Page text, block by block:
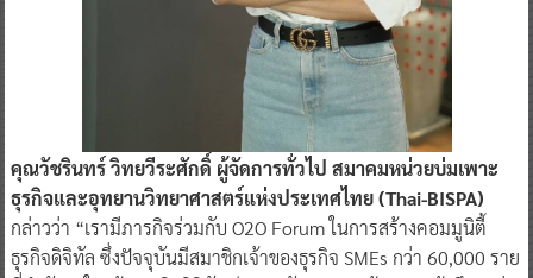
คุณวัชรินทร์ วิทยวีระศักดิ์ ผู้จัดการทั่วไป สมาคมหน่วยบ่มเพาะ
ธุรกิจและอุทยานวิทยาศาสตร์แห่งประเทศไทย (Thai-BISPA)
กล่าวว่า “เรามีภารกิจร่วมกับ O2O Forum ในการสร้างคอมมูนิตี้
ธุรกิจดิจิทัล ซึ่งปัจจุบันมีสมาชิกเจ้าของธุรกิจ SMEs กว่า 60,000 ราย